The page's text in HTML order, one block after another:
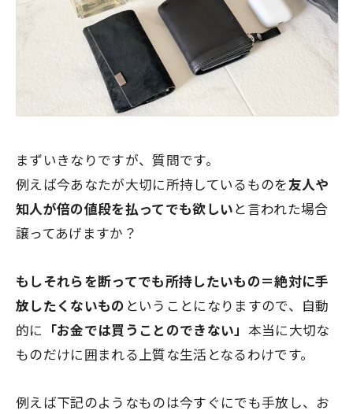
まずいきなりですが、質問です。
例えば今あなたが大切に所持しているものを友人や
知人が倍の値段を払ってでも欲しいと言われた場合
譲ってあげますか？
もしそれらを断ってでも所持したいもの＝絶対に手
放したくないもの ということになりますので、自動
的に 「お金では買うことのできない」 本当に大切な
ものだけに囲まれる上質な生活となるわけです。
例えば下記のようなものは今すぐにでも手放し、お